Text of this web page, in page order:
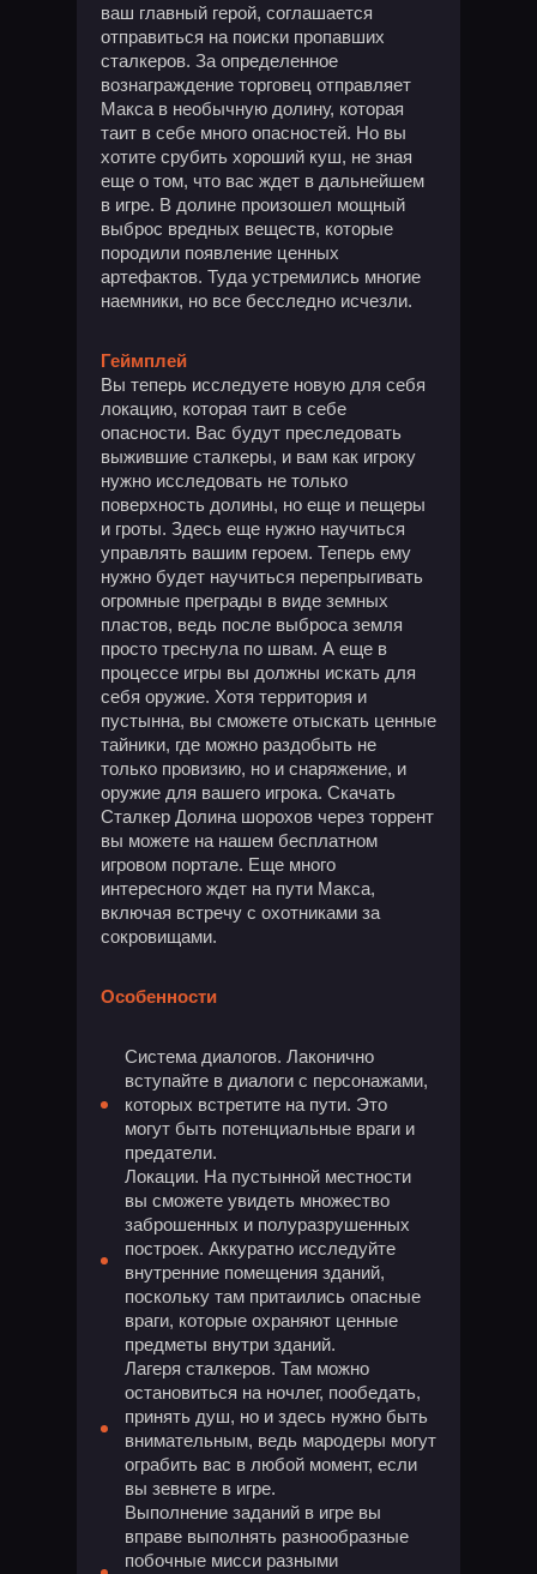
ваш главный герой, соглашается
отправиться на поиски пропавших
сталкеров. За определенное
вознаграждение торговец отправляет
Макса в необычную долину, которая
таит в себе много опасностей. Но вы
хотите срубить хороший куш, не зная
еще о том, что вас ждет в дальнейшем
в игре. В долине произошел мощный
выброс вредных веществ, которые
породили появление ценных
артефактов. Туда устремились многие
наемники, но все бесследно исчезли.
Геймплей
Вы теперь исследуете новую для себя
локацию, которая таит в себе
опасности. Вас будут преследовать
выжившие сталкеры, и вам как игроку
нужно исследовать не только
поверхность долины, но еще и пещеры
и гроты. Здесь еще нужно научиться
управлять вашим героем. Теперь ему
нужно будет научиться перепрыгивать
огромные преграды в виде земных
пластов, ведь после выброса земля
просто треснула по швам. А еще в
процессе игры вы должны искать для
себя оружие. Хотя территория и
пустынна, вы сможете отыскать ценные
тайники, где можно раздобыть не
только провизию, но и снаряжение, и
оружие для вашего игрока. Скачать
Сталкер Долина шорохов через торрент
вы можете на нашем бесплатном
игровом портале. Еще много
интересного ждет на пути Макса,
включая встречу с охотниками за
сокровищами.
Особенности
Система диалогов. Лаконично
вступайте в диалоги с персонажами,
которых встретите на пути. Это
могут быть потенциальные враги и
предатели.
Локации. На пустынной местности
вы сможете увидеть множество
заброшенных и полуразрушенных
построек. Аккуратно исследуйте
внутренние помещения зданий,
поскольку там притаились опасные
враги, которые охраняют ценные
предметы внутри зданий.
Лагеря сталкеров. Там можно
остановиться на ночлег, пообедать,
принять душ, но и здесь нужно быть
внимательным, ведь мародеры могут
ограбить вас в любой момент, если
вы зевнете в игре.
Выполнение заданий в игре вы
вправе выполнять разнообразные
побочные мисси разными